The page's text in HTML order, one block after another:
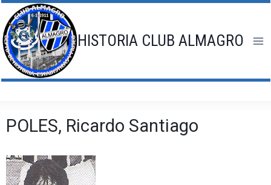
Saltar
al
contenido
HISTORIA CLUB ALMAGRO
POLES, Ricardo Santiago